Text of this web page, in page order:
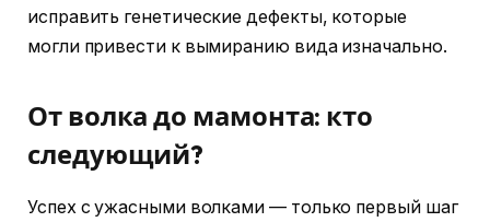
исправить генетические дефекты, которые
могли привести к вымиранию вида изначально.
От волка до мамонта: кто
следующий?
Успех с ужасными волками — только первый шаг